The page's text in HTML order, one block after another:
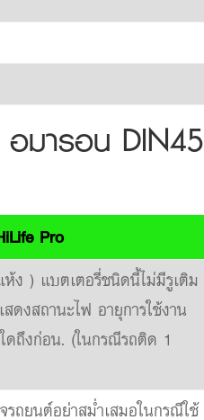
อมารอน DIN45
Pro
ง ) แบตเตอรี่ชนิดนี้ไม่มีรูเติม
ดงสถานะไฟ อายุการใช้งาน
ดถึงก่อน. (ในกรณีรถติด 1
รถยนต์อย่าสม่ำเสมอในกรณีใช้